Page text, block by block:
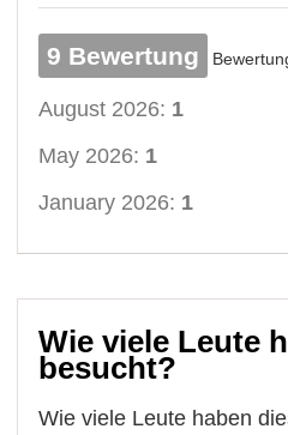
9 Bewertung
August 2026: 1
May 2026: 1
January 2026: 1
Wie viele Leute
besucht?
Wie viele Leute haben